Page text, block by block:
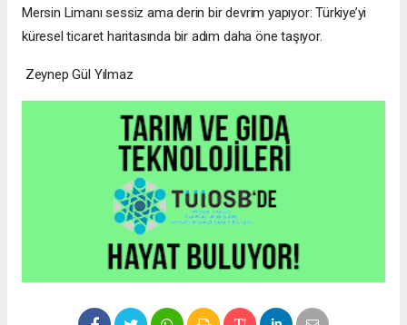
Mersin Limanı sessiz ama derin bir devrim yapıyor: Türkiye’yi
küresel ticaret haritasında bir adım daha öne taşıyor.
Zeynep Gül Yılmaz